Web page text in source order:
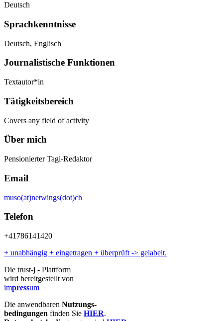
Deutsch
Sprachkenntnisse
Deutsch, Englisch
Journalistische Funktionen
Textautor*in
Tätigkeitsbereich
Covers any field of activity
Über mich
Pensionierter Tagi-Redaktor
Email
muso(at)netwings(dot)ch
Telefon
+41786141420
+ unabhängig + eingetragen + überprüft -> gelabelt.
Die trust-j - Plattform
wird bereitgestellt von
impressum
Die anwendbaren Nutzungs-
bedingungen finden Sie HIER.